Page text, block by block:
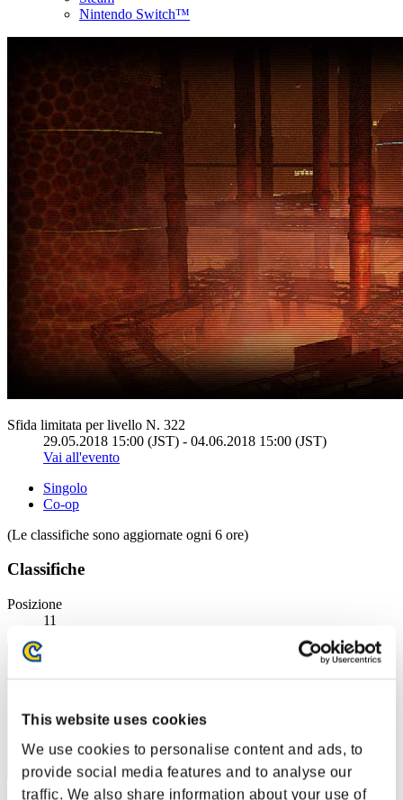
This website uses cookies
We use cookies to personalise content and ads, to
provide social media features and to analyse our
traffic. We also share information about your use of
Nintendo Switch™
Sfida limitata per livello N. 322
29.05.2018 15:00 (JST) - 04.06.2018 15:00 (JST)
Vai all'evento
Singolo
Co-op
(Le classifiche sono aggiornate ogni 6 ore)
Classifiche
Posizione
11